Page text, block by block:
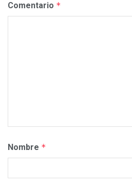
Comentario *
Nombre *